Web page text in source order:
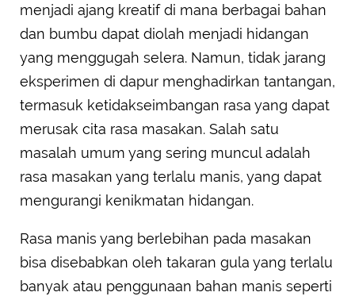
menjadi ajang kreatif di mana berbagai bahan
dan bumbu dapat diolah menjadi hidangan
yang menggugah selera. Namun, tidak jarang
eksperimen di dapur menghadirkan tantangan,
termasuk ketidakseimbangan rasa yang dapat
merusak cita rasa masakan. Salah satu
masalah umum yang sering muncul adalah
rasa masakan yang terlalu manis, yang dapat
mengurangi kenikmatan hidangan.
Rasa manis yang berlebihan pada masakan
bisa disebabkan oleh takaran gula yang terlalu
banyak atau penggunaan bahan manis seperti